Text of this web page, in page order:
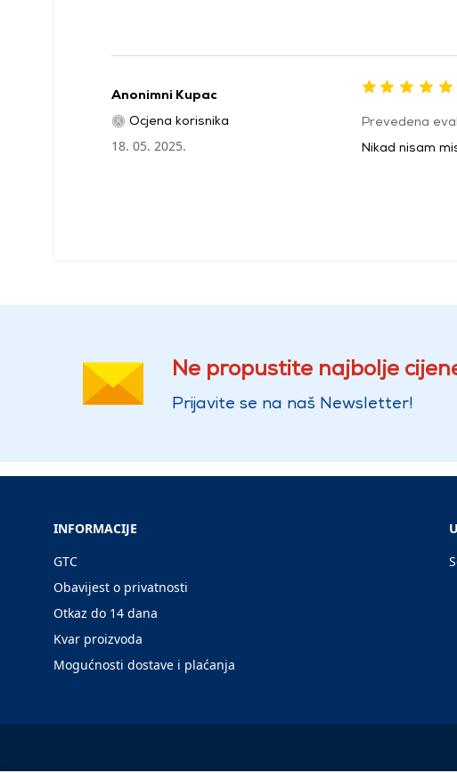
Anonimni Kupac
Ocjena korisnika
18. 05. 2025.
Prevedena
Nikad nisam
Ne propustite najbolje
Prijavite se na naš Newsletter!
INFORMACIJE
GTC
Obavijest o privatnosti
Otkaz do 14 dana
Kvar proizvoda
Mogućnosti dostave i plaćanja